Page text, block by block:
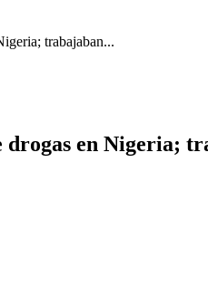
trabajaban...
drogas en Nigeria;